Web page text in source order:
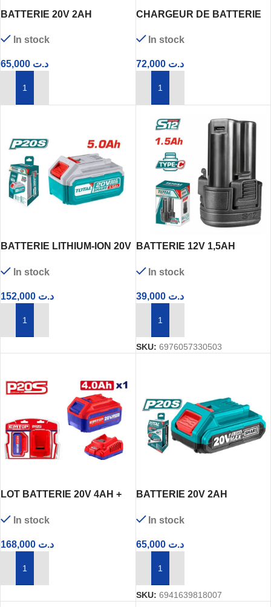
BATTERIE 20V 2AH
In stock
د.ت
AJOUTER AU PANIER
CHARGEUR DE BATTERIE
In stock
د.ت 72,000
AJOUTER AU PANIER
BATTERIE LITHIUM-ION 20V
In stock
د.ت
AJOUTER AU PANIER
BATTERIE 12V 1,5AH
In stock
د.ت 39,000
AJOUTER AU PANIER
SKU: 6976057330503
LOT BATTERIE 20V 4AH +
EMTOP
In stock
د.ت
AJOUTER AU PANIER
BATTERIE 20V 2AH
In stock
د.ت 65,000
AJOUTER AU PANIER
SKU: 6941639818007